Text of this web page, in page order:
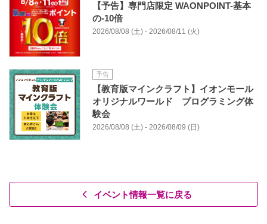
【予告】専門店限定 WAONPOINT-基本
の-10倍
2026/08/08 (土) - 2026/08/11 (火)
予告
【教育版マインクラフト】イオンモール
オリジナルワールド プログラミング体
験会
2026/08/08 (土) - 2026/08/09 (日)
イベント情報一覧に戻る